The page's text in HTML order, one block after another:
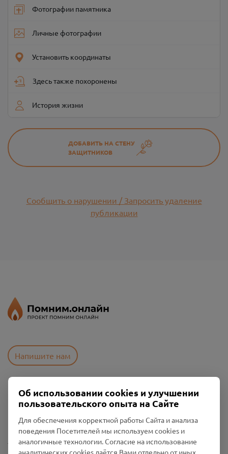
Фотографии памятника
Личные фотографии
Установить координаты
Здесь также похоронены
История жизни
ДОБАВИТЬ НА СТЕНУ
ЗАЩИТНИКОВ
Сообщить о нарушении / Запросить удаление
публикации
Напишите нам
Пользовательское соглашение
Политика конфиденциальности
Промо-материалы
Настройки cookies
Об использовании cookies и улучшении
пользовательского опыта на Сайте
Для обеспечения корректной работы Сайта и анализа
поведения Посетителей мы используем cookies и
аналогичные технологии. Согласие на использование